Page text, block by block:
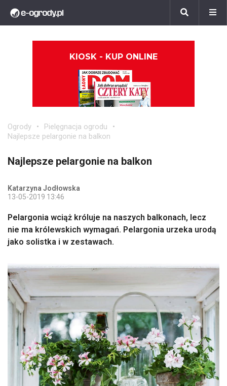
KIOSK - KUP ONLINE
Ogrody
Pielęgnacja ogrodu
Najlepsze pelargonie na balkon
Najlepsze pelargonie na balkon
Katarzyna Jodłowska
13-05-2019 13:46
Pelargonia wciąż króluje na naszych balkonach, lecz
nie ma królewskich wymagań. Pelargonia urzeka urodą
jako solistka i w zestawach.